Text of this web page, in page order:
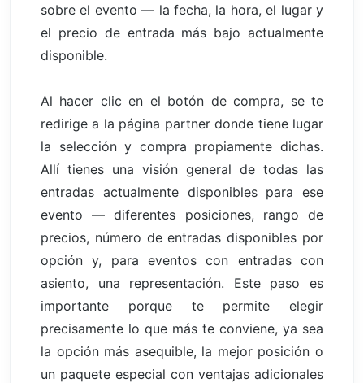
sobre el evento — la fecha, la hora, el lugar y
el precio de entrada más bajo actualmente
disponible.
Al hacer clic en el botón de compra, se te
redirige a la página partner donde tiene lugar
la selección y compra propiamente dichas.
Allí tienes una visión general de todas las
entradas actualmente disponibles para ese
evento — diferentes posiciones, rango de
precios, número de entradas disponibles por
opción y, para eventos con entradas con
asiento, una representación. Este paso es
importante porque te permite elegir
precisamente lo que más te conviene, ya sea
la opción más asequible, la mejor posición o
un paquete especial con ventajas adicionales